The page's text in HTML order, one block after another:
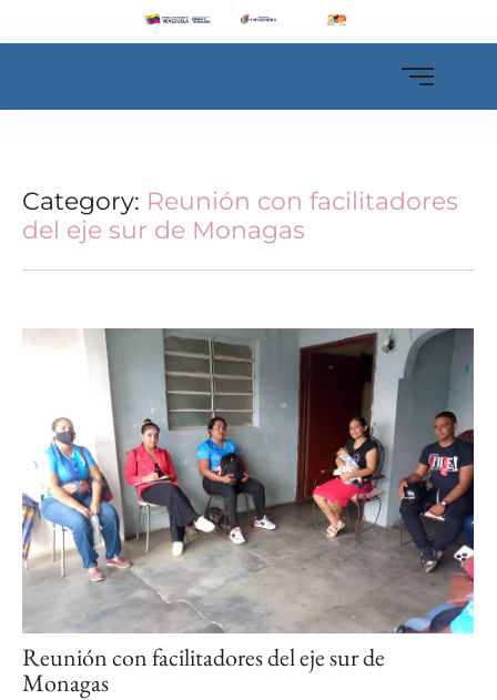
Category: Reunión con facilitadores
del eje sur de Monagas
Reunión con facilitadores del eje sur de
Monagas